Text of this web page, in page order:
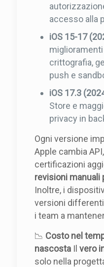
accesso alla
iOS 15-17
crittografia,
push e
iOS 17.3
Store e
privacy in
Ogni versione
Apple cambia
certificazioni
revisioni manuali
Inoltre, i
versioni
i team a
📉 Costo nel
nascosta Ilvero
solo nella